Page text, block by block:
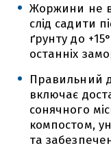
Жоржини не
слід садити
ґрунту до
останніх
Правильний
включає
сонячного
компостом,
та